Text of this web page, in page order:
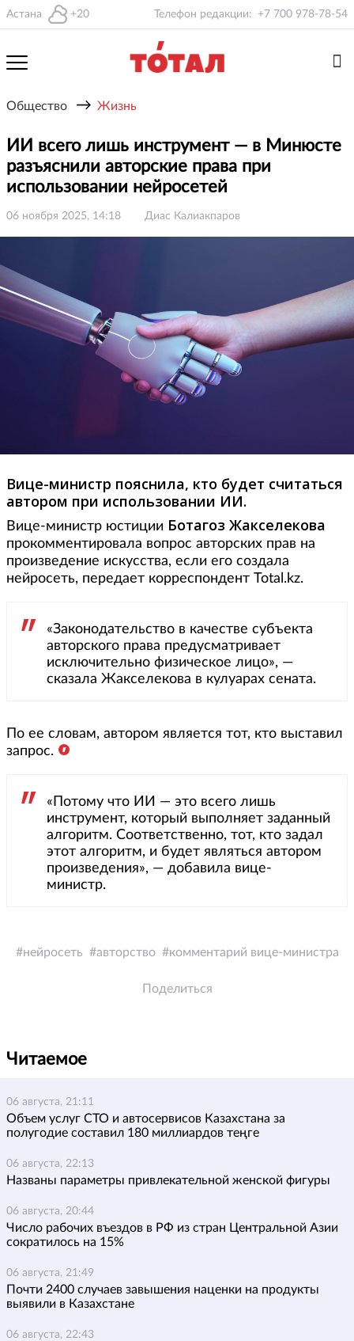
Астана +20 Телефон редакции: +7 700 978-78-54
Общество → Жизнь
ИИ всего лишь инструмент — в Минюсте
разъяснили авторские права при
использовании нейросетей
06 ноября 2025, 14:18 Диас Калиакпаров
Вице-министр пояснила, кто будет считаться
автором при использовании ИИ.
Вице-министр юстиции Ботагоз Жакселекова
прокомментировала вопрос авторских прав на
произведение искусства, если его создала
нейросеть, передает корреспондент Total.kz.
«Законодательство в качестве субъекта
авторского права предусматривает
исключительно физическое лицо», —
сказала Жакселекова в кулуарах сената.
По ее словам, автором является тот, кто выставил
запрос.
«Потому что ИИ — это всего лишь
инструмент, который выполняет заданный
алгоритм. Соответственно, тот, кто задал
этот алгоритм, и будет являться автором
произведения», — добавила вице-
министр.
нейросеть авторство комментарий вице-министра
Поделиться
Читаемое
06 августа, 21:11
Объем услуг СТО и автосервисов Казахстана за
полугодие составил 180 миллиардов теңге
06 августа, 22:13
Названы параметры привлекательной женской фигуры
06 августа, 20:44
Число рабочих въездов в РФ из стран Центральной Азии
сократилось на 15%
06 августа, 21:49
Почти 2400 случаев завышения наценки на продукты
выявили в Казахстане
06 августа, 22:43